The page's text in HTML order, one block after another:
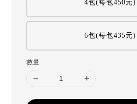
4包(每包450元)
6包(每包435元)
數量